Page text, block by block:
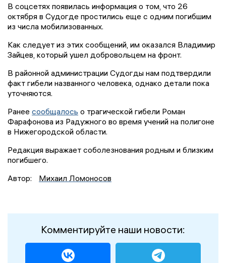
В соцсетях появилась информация о том, что 26
октября в Судогде простились еще с одним погибшим
из числа мобилизованных.
Как следует из этих сообщений, им оказался Владимир
Зайцев, который ушел добровольцем на фронт.
В районной администрации Судогды нам подтвердили
факт гибели названного человека, однако детали пока
уточняются.
Ранее сообщалось о трагической гибели Роман
Фарафонова из Радужного во время учений на полигоне
в Нижегородской области.
Редакция выражает соболезнования родным и близким
погибшего.
Автор:
Михаил Ломоносов
Комментируйте наши новости: